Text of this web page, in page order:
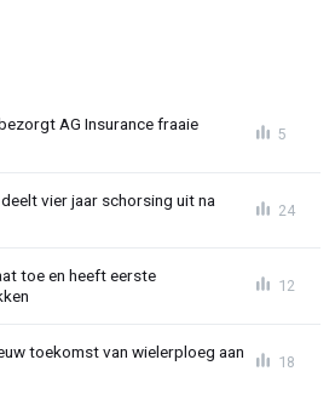
AG Insurance fraaie
5
vier jaar schorsing uit na
24
toe en heeft eerste
12
toekomst van wielerploeg aan
18